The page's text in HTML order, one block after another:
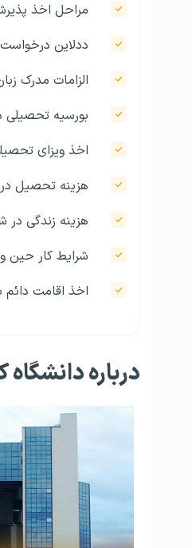
مراحل اخذ
ددلاین درخواست
الزامات مدرک
بورسیه تحصیلی
اخذ ویزای
هزینه تحصیل در
هزینه زندگی در
شرایط کار حین
اخذ اقامت دائم
درباره دانشگاه